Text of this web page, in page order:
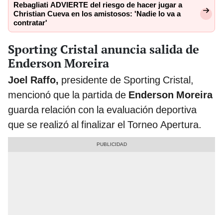
Rebagliati ADVIERTE del riesgo de hacer jugar a
Christian Cueva en los amistosos: 'Nadie lo va a
contratar'
Sporting Cristal anuncia salida de
Enderson Moreira
Joel Raffo, presidente de Sporting Cristal,
mencionó que la partida de Enderson Moreira
guarda relación con la evaluación deportiva
que se realizó al finalizar el Torneo Apertura.